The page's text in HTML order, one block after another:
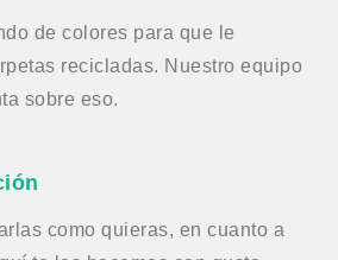
de colores para que le
recicladas. Nuestro equipo
sobre eso.
como quieras, en cuanto a